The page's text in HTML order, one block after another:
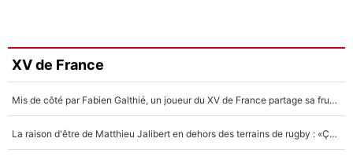
XV de France
Mis de côté par Fabien Galthié, un joueur du XV de France partage sa frustration : «ils ne me l’ont pas dit tout de suite»
La raison d'être de Matthieu Jalibert en dehors des terrains de rugby : «Ça m'atteint autant que si tu touches à un membre de ma famille»